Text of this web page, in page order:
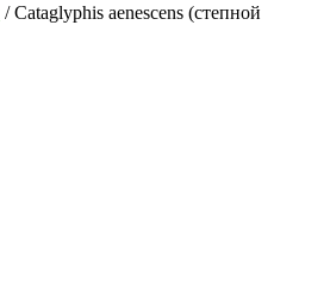
/Cataglyphis aenescens (степной